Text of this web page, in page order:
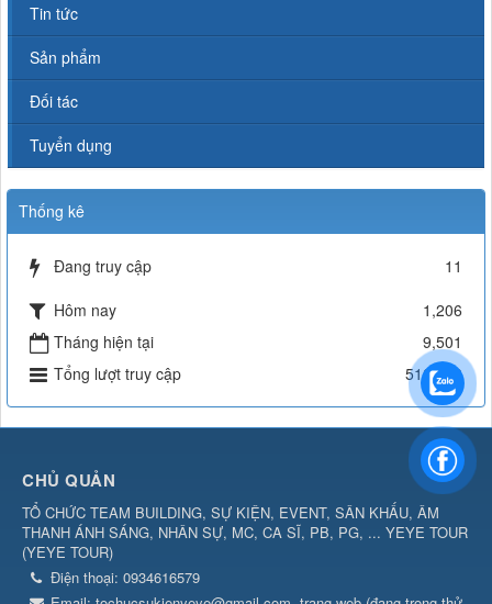
Tin tức
Sản phẩm
Đối tác
Tuyển dụng
Thống kê
Đang truy cập
11
Hôm nay
1,206
Tháng hiện tại
9,501
Tổng lượt truy cập
510,463
CHỦ QUẢN
TỔ CHỨC TEAM BUILDING, SỰ KIỆN, EVENT, SÂN KHẤU, ÂM
THANH ÁNH SÁNG, NHÂN SỰ, MC, CA SĨ, PB, PG, ... YEYE TOUR
(YEYE TOUR)
Điện thoại: 0934616579